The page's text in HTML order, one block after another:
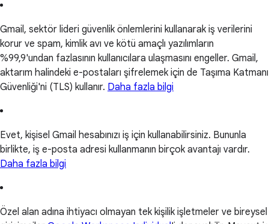
Gmail, sektör lideri güvenlik önlemlerini kullanarak iş verilerini
korur ve spam, kimlik avı ve kötü amaçlı yazılımların
%99,9'undan fazlasının kullanıcılara ulaşmasını engeller. Gmail,
aktarım halindeki e-postaları şifrelemek için de Taşıma Katmanı
Güvenliği'ni (TLS) kullanır. Daha fazla bilgi
Evet, kişisel Gmail hesabınızı iş için kullanabilirsiniz. Bununla
birlikte, iş e-posta adresi kullanmanın birçok avantajı vardır.
Daha fazla bilgi
Özel alan adına ihtiyacı olmayan tek kişilik işletmeler ve bireysel